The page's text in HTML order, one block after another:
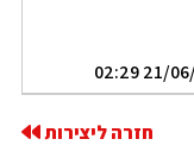
חזרה ליצירות